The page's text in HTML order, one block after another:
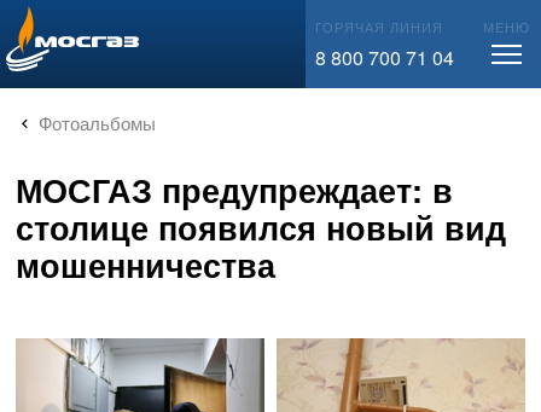
info@mos-gaz.ru ГОРЯЧАЯ ЛИНИЯ
8 800 700 71 04
МЕНЮ
Фотоальбомы
МОСГАЗ предупреждает: в
столице появился новый вид
мошенничества